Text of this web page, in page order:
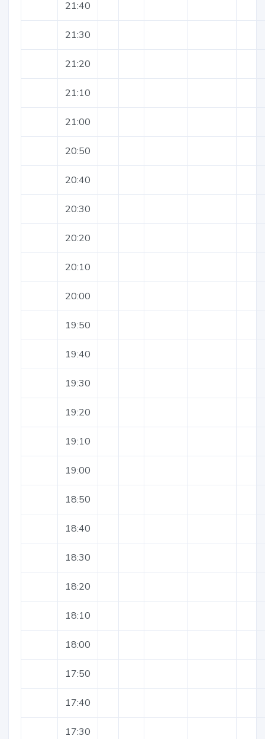
21:40
21:30
21:20
21:10
21:00
20:50
20:40
20:30
20:20
20:10
20:00
19:50
19:40
19:30
19:20
19:10
19:00
18:50
18:40
18:30
18:20
18:10
18:00
17:50
17:40
17:30